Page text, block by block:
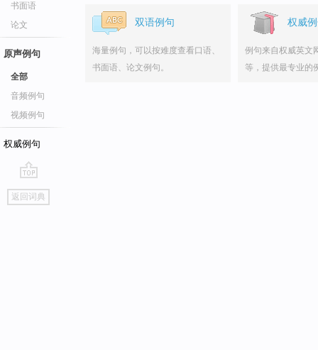
书面语
论文
原声例句
全部
音频例句
视频例句
权威例句
go
top
返回词典
双语例句
海量例句，可以按难度查看口语、
书面语、论文例句。
权威
例句来自权威英文
等，提供最专业的